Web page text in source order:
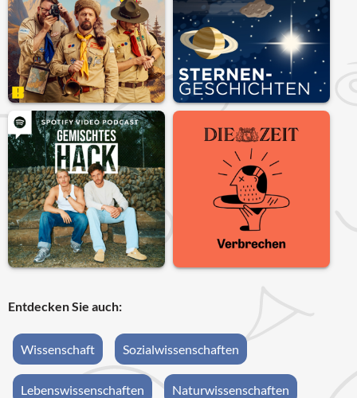
Entdecken Sie auch:
Wissenschaft Sozialwissenschaften
Lebenswissenschaften Naturwissenschaften